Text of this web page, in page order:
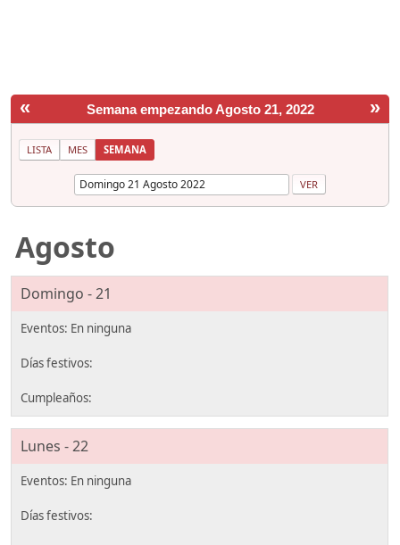
« »
Semana empezando Agosto 21, 2022
LISTA MES SEMANA
Agosto
Domingo - 21
Lunes - 22